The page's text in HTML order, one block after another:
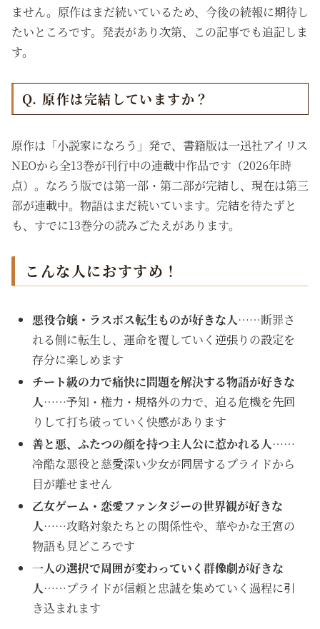
ません。原作はまだ続いているため、今後の続報に期待し
たいところです。発表があり次第、この記事でも追記しま
す。
Q. 原作は完結していますか？
原作は「小説家になろう」発で、書籍版は一迅社アイリス
NEOから全13巻が刊行中の連載中作品です（2026年時
点）。なろう版では第一部・第二部が完結し、現在は第三
部が連載中。物語はまだ続いています。完結を待たずと
も、すでに13巻分の読みごたえがあります。
こんな人におすすめ！
悪役令嬢・ラスボス転生ものが好きな人……断罪さ
れる側に転生し、運命を覆していく逆張りの設定を
存分に楽しめます
チート級の力で痛快に問題を解決する物語が好きな
人……予知・権力・規格外の力で、迫る危機を先回
りして打ち破っていく快感があります
善と悪、ふたつの顔を持つ主人公に惹かれる人……
冷酷な悪役と慈愛深い少女が同居するプライドから
目が離せません
乙女ゲーム・恋愛ファンタジーの世界観が好きな
人……攻略対象たちとの関係性や、華やかな王宮の
物語も見どころです
一人の選択で周囲が変わっていく群像劇が好きな
人……プライドが信頼と忠誠を集めていく過程に引
き込まれます